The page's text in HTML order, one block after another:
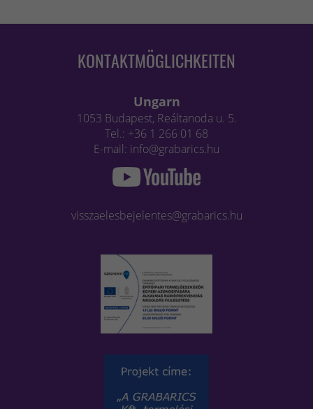
KONTAKTMÖGLICHKEITEN
Ungarn
1053 Budapest, Reáltanoda u. 5.
Tel.: +36 1 266 01 68
E-mail: info@grabarics.hu
visszaelesbejelentes@grabarics.hu